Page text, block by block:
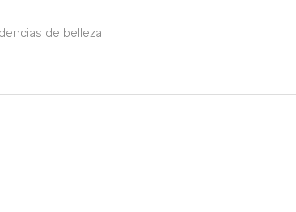
de belleza